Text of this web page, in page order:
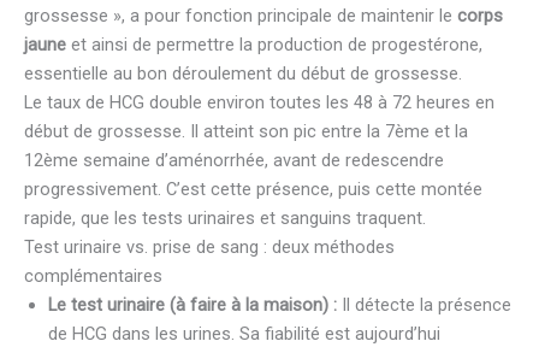
grossesse », a pour fonction principale de maintenir le corps
jaune et ainsi de permettre la production de progestérone,
essentielle au bon déroulement du début de grossesse.
Le taux de HCG double environ toutes les 48 à 72 heures en
début de grossesse. Il atteint son pic entre la 7ème et la
12ème semaine d’aménorrhée, avant de redescendre
progressivement. C’est cette présence, puis cette montée
rapide, que les tests urinaires et sanguins traquent.
Test urinaire vs. prise de sang : deux méthodes
complémentaires
Le test urinaire (à faire à la maison) : Il détecte la présence
de HCG dans les urines. Sa fiabilité est aujourd’hui